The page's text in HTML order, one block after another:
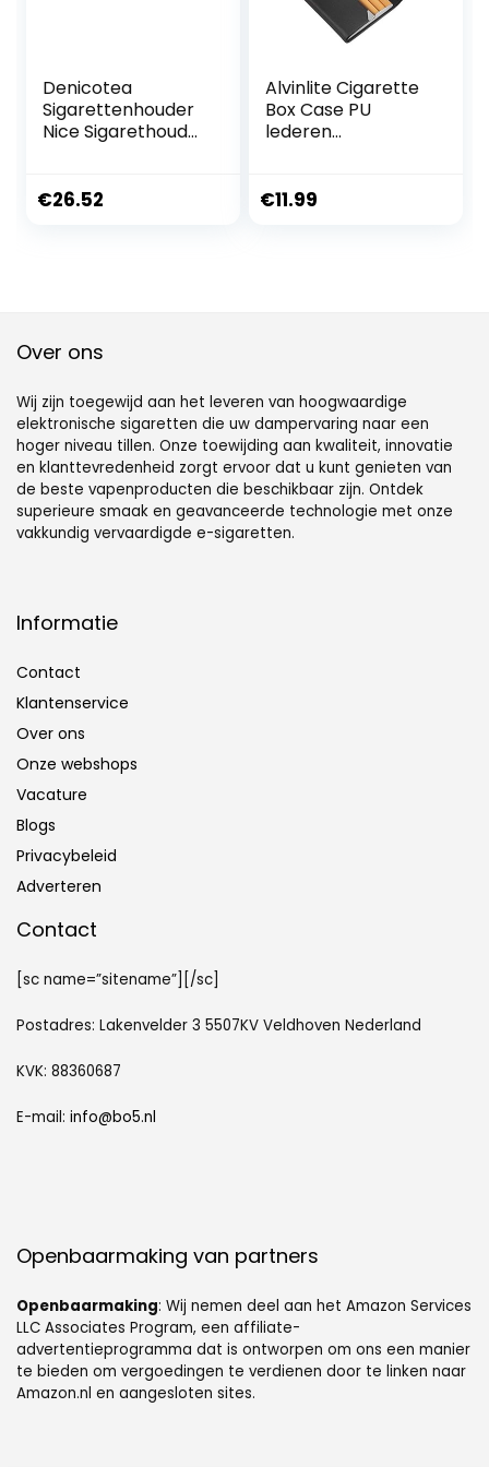
Denicotea
Sigarettenhouder
Nice Sigarethouder
€26.52
Alvinlite Cigarette
Box Case PU
lederen
Case Holder
€11.99
Over ons
Wij zijn toegewijd aan het leveren van hoogwaardige
elektronische sigaretten die uw dampervaring naar een
hoger niveau tillen. Onze toewijding aan kwaliteit, innovatie
en klanttevredenheid zorgt ervoor dat u kunt genieten van
de beste vapenproducten die beschikbaar zijn. Ontdek
superieure smaak en geavanceerde technologie met onze
vakkundig vervaardigde e-sigaretten.
Informatie
Contact
Klantenservice
Over ons
Onze webshops
Vacature
Blogs
Privacybeleid
Adverteren
Contact
[sc name=”sitename”][/sc]
Postadres: Lakenvelder 3 5507KV Veldhoven Nederland
KVK: 88360687
E-mail: info@bo5.nl
Openbaarmaking van partners
Openbaarmaking: Wij nemen deel aan het Amazon Services
LLC Associates Program, een affiliate-
advertentieprogramma dat is ontworpen om ons een manier
te bieden om vergoedingen te verdienen door te linken naar
Amazon.nl en aangesloten sites.